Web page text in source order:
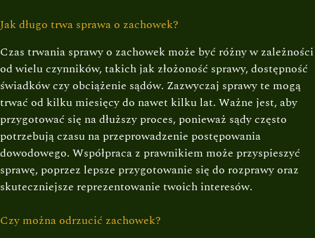
Jak długo trwa sprawa o zachowek?
Czas trwania sprawy o zachowek może być różny w zależności
od wielu czynników, takich jak złożoność sprawy, dostępność
świadków czy obciążenie sądów. Zazwyczaj sprawy te mogą
trwać od kilku miesięcy do nawet kilku lat. Ważne jest, aby
przygotować się na dłuższy proces, ponieważ sądy często
potrzebują czasu na przeprowadzenie postępowania
dowodowego. Współpraca z prawnikiem może przyspieszyć
sprawę, poprzez lepsze przygotowanie się do rozprawy oraz
skuteczniejsze reprezentowanie twoich interesów.
Czy można odrzucić zachowek?